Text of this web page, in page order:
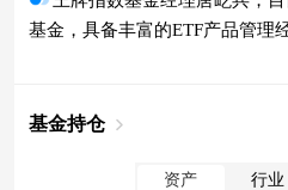
基金，具备丰富的ETF产品管理
基金持仓
资产 行业